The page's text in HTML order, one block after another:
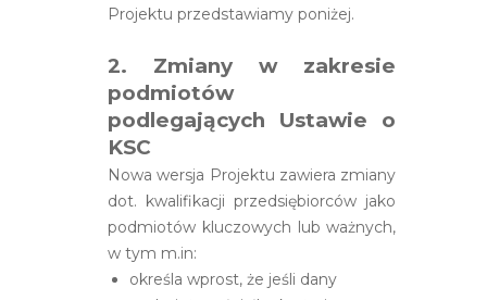
Projektu przedstawiamy poniżej.
2. Zmiany w zakresie
podmiotów
podlegających Ustawie o
KSC
Nowa wersja Projektu zawiera zmiany
dot. kwalifikacji przedsiębiorców jako
podmiotów kluczowych lub ważnych,
w tym m.in:
określa wprost, że jeśli dany